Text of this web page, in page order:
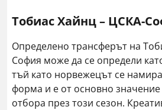
Тобиас Хайнц – ЦСКА-
Определено трансферът на
София може да се определи
тъй като норвежецът се
форма и е от основно значение
отбора през този сезон.